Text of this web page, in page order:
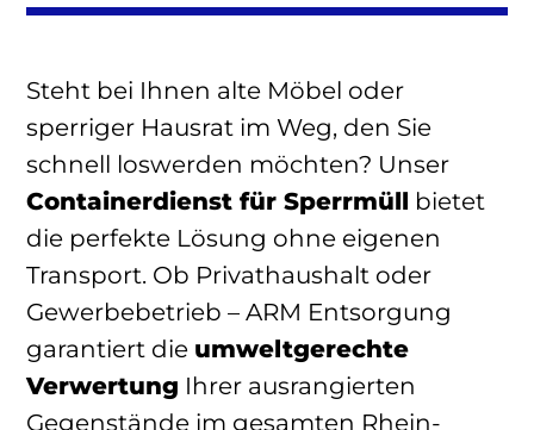
Steht bei Ihnen alte Möbel oder
sperriger Hausrat im Weg, den Sie
schnell loswerden möchten? Unser
Containerdienst für Sperrmüll bietet
die perfekte Lösung ohne eigenen
Transport. Ob Privathaushalt oder
Gewerbebetrieb – ARM Entsorgung
garantiert die umweltgerechte
Verwertung Ihrer ausrangierten
Gegenstände im gesamten Rhein-